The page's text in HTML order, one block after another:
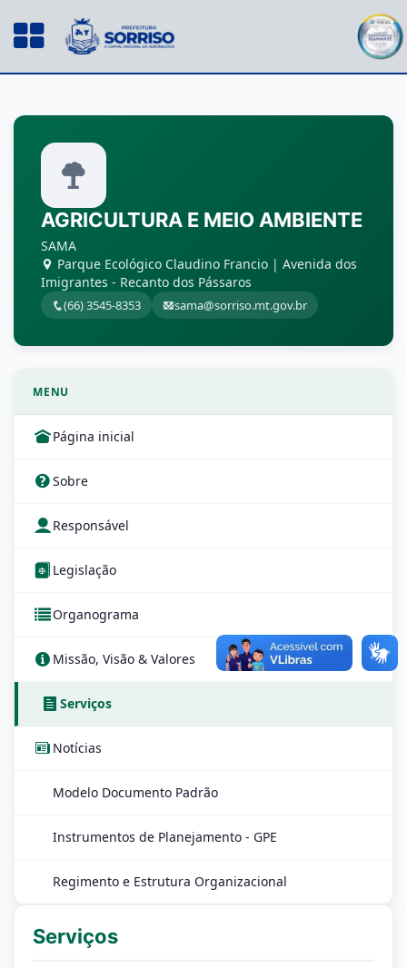
AGRICULTURA E MEIO AMBIENTE
SAMA
Parque Ecológico Claudino Francio | Avenida dos
Imigrantes - Recanto dos Pássaros
(66) 3545-8353 sama@sorriso.mt.gov.br
MENU
Página inicial
Sobre
Responsável
Legislação
Organograma
Missão, Visão & Valores
Serviços
Notícias
Modelo Documento Padrão
Instrumentos de Planejamento - GPE
Regimento e Estrutura Organizacional
Serviços